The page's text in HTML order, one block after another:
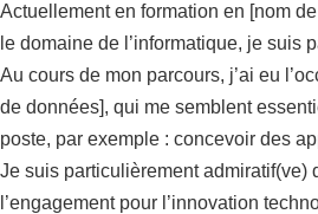
Actuellement en formation en [nom
le domaine de l’informatique, je suis
Au cours de mon parcours, j’ai eu
de données], qui me semblent
poste, par exemple : concevoir des
Je suis particulièrement admiratif(ve)
l’engagement pour l’innovation